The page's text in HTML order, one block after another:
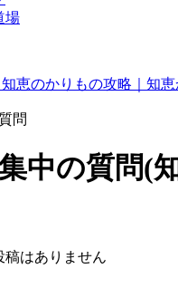
場
恵のかりもの攻略｜知恵
問
中の質問(
稿はありません